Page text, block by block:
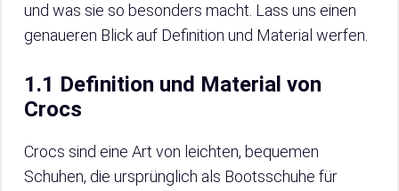
und was sie so besonders macht. Lass uns einen
genaueren Blick auf Definition und Material werfen.
1.1 Definition und Material von
Crocs
Crocs sind eine Art von leichten, bequemen
Schuhen, die ursprünglich als Bootsschuhe für